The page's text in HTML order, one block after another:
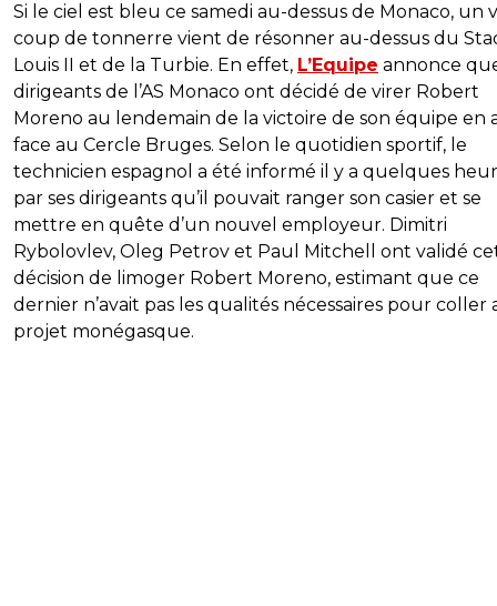
Si le ciel est bleu ce samedi au-dessus de Monaco, un
coup de tonnerre vient de résonner au-dessus du
Louis II et de la Turbie. En effet, L’Equipe annonce
dirigeants de l’AS Monaco ont décidé de virer Robert
Moreno au lendemain de la victoire de son équipe en
face au Cercle Bruges. Selon le quotidien sportif, le
technicien espagnol a été informé il y a quelques
par ses dirigeants qu’il pouvait ranger son casier et se
mettre en quête d’un nouvel employeur. Dimitri
Rybolovlev, Oleg Petrov et Paul Mitchell ont validé
décision de limoger Robert Moreno, estimant que ce
dernier n’avait pas les qualités nécessaires pour coller
projet monégasque.